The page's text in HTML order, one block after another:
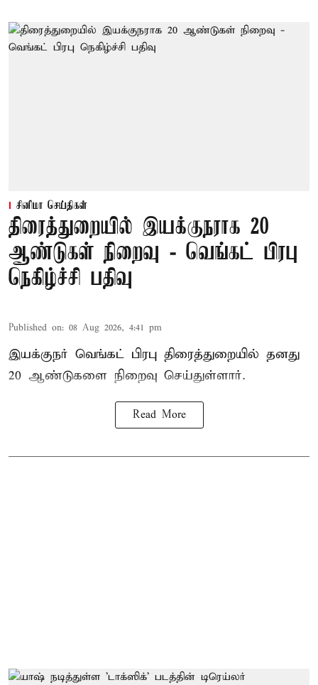
சினிமா செய்திகள்
திரைத்துறையில் இயக்குநராக 20
ஆண்டுகள் நிறைவு - வெங்கட் பிரபு
நெகிழ்ச்சி பதிவு
Published on: 08 Aug 2026, 4:41 pm
இயக்குநர் வெங்கட் பிரபு திரைத்துறையில் தனது
20 ஆண்டுகளை நிறைவு செய்துள்ளார்.
Read More